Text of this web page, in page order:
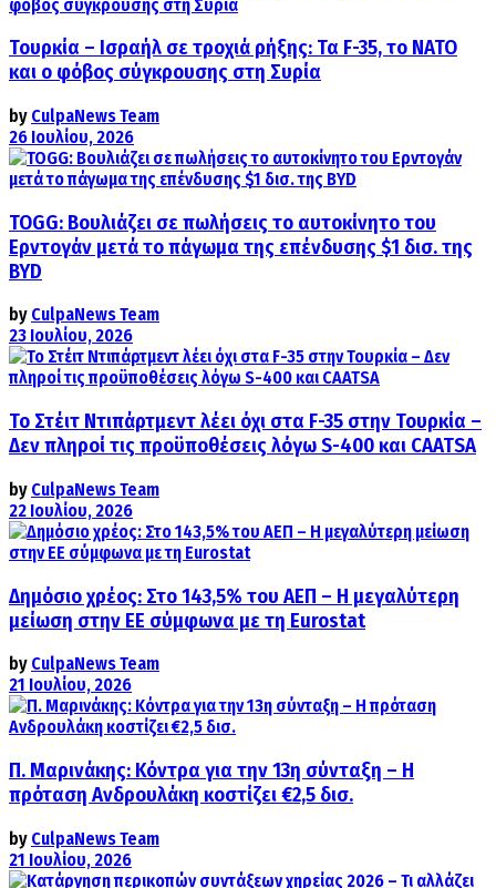
Τουρκία – Ισραήλ σε τροχιά ρήξης: Τα F-35, το ΝΑΤΟ
και ο φόβος σύγκρουσης στη Συρία
by CulpaNews Team
26 Ιουλίου, 2026
TOGG: Βουλιάζει σε πωλήσεις το αυτοκίνητο του
Ερντογάν μετά το πάγωμα της επένδυσης $1 δισ. της
BYD
by CulpaNews Team
23 Ιουλίου, 2026
Το Στέιτ Ντιπάρτμεντ λέει όχι στα F-35 στην Τουρκία –
Δεν πληροί τις προϋποθέσεις λόγω S-400 και CAATSA
by CulpaNews Team
22 Ιουλίου, 2026
Δημόσιο χρέος: Στο 143,5% του ΑΕΠ – Η μεγαλύτερη
μείωση στην ΕΕ σύμφωνα με τη Eurostat
by CulpaNews Team
21 Ιουλίου, 2026
Π. Μαρινάκης: Κόντρα για την 13η σύνταξη – Η
πρόταση Ανδρουλάκη κοστίζει €2,5 δισ.
by CulpaNews Team
21 Ιουλίου, 2026